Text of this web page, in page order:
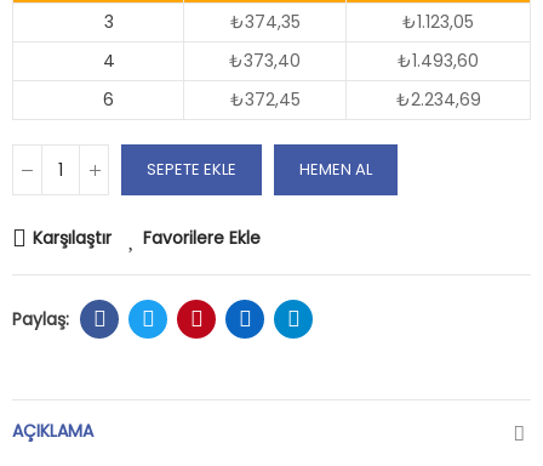
3
₺374,35
₺1.123,05
4
₺373,40
₺1.493,60
6
₺372,45 ₺2.234,69
SEPETE EKLE HEMEN AL
Karşılaştır Favorilere Ekle
AÇIKLAMA